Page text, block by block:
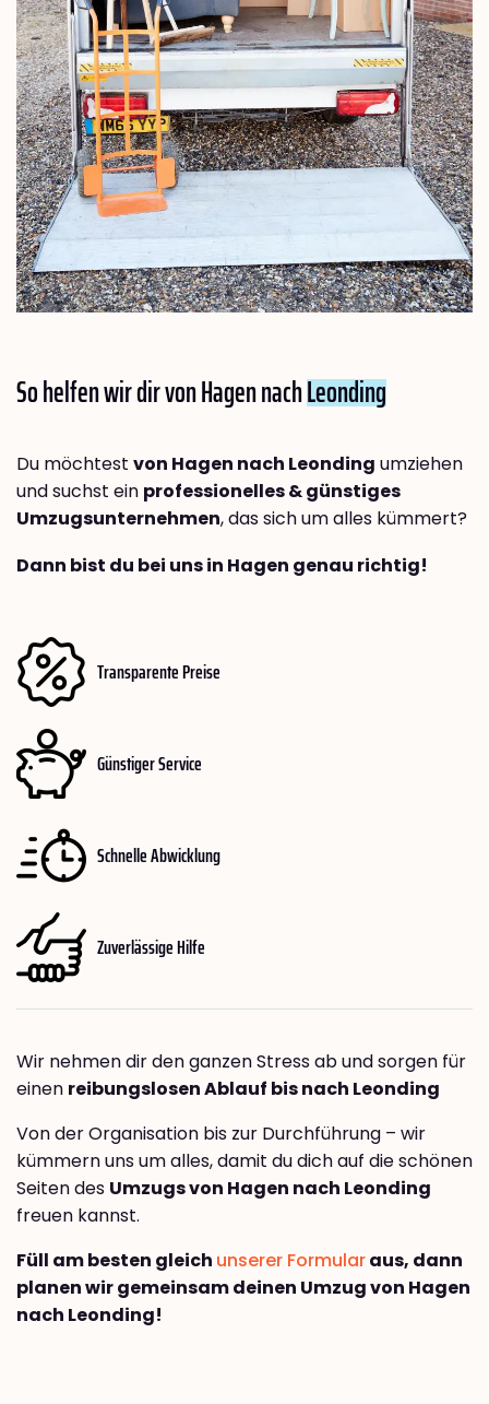
So helfen wir dir von Hagen nachLeonding
Du möchtest von Hagen nach Leonding umziehen
und suchst ein professionelles & günstiges
Umzugsunternehmen, das sich um alles kümmert?
Dann bist du bei uns in Hagen genau richtig!
Transparente Preise
Günstiger Service
Schnelle Abwicklung
Zuverlässige Hilfe
Wir nehmen dir den ganzen Stress ab und sorgen für
einen reibungslosen Ablauf bis nach Leonding
Von der Organisation bis zur Durchführung – wir
kümmern uns um alles, damit du dich auf die schönen
Seiten des Umzugs von Hagen nach Leonding
freuen kannst.
Füll am besten gleich unserer Formularaus, dann
planen wir gemeinsam deinen Umzug von Hagen
nach Leonding!